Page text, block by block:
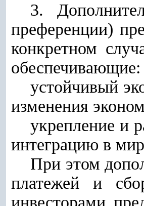
3.
преференции)
конкретном
обеспечивающие:
устойчивый
изменения
укрепление и
интеграцию в
При этом
платежей и
инвесторами